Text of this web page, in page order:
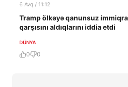
6 Avq / 11:12
Tramp ölkəyə qanunsuz
qarşısını aldıqlarını iddia etdi
DÜNYA
0 0